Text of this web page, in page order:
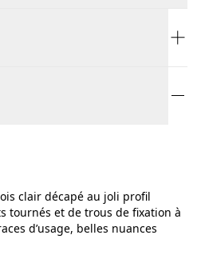
clair décapé au joli profil
tournés et de trous de fixation à
d’usage, belles nuances